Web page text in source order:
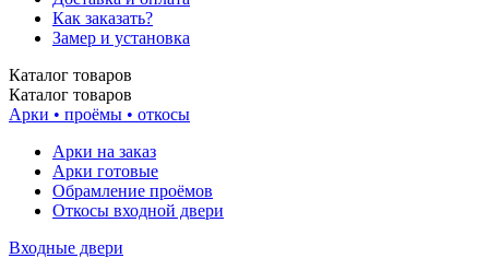
Как заказать?
Замер и установка
Каталог товаров
Каталог товаров
Арки • проёмы • откосы
Арки на заказ
Арки готовые
Обрамление проёмов
Откосы входной двери
Входные двери